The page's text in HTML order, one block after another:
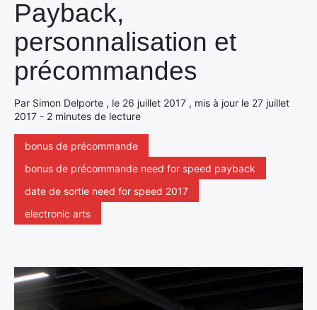
Payback,
personnalisation et
précommandes
Par Simon Delporte , le 26 juillet 2017 , mis à jour le 27 juillet
2017 - 2 minutes de lecture
bonus de précommande
bonus de précommande need for speed payback
date de sortie need for speed 2017
electronic arts